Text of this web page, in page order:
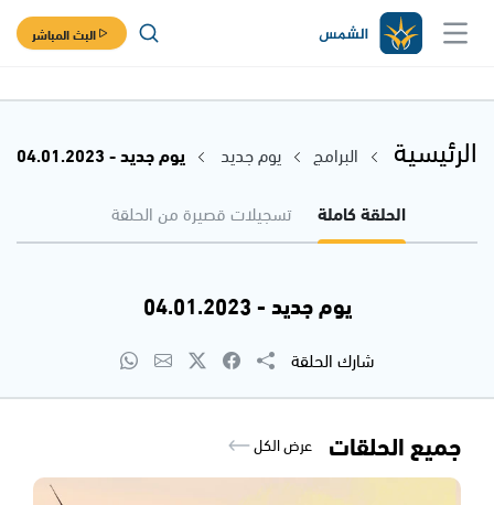
البث المباشر
الرئيسية البرامج يوم جديد
يوم جديد - 04.01.2023
الحلقة كاملة
تسجيلات قصيرة من الحلقة
يوم جديد - 04.01.2023
شارك الحلقة
جميع الحلقات عرض الكل